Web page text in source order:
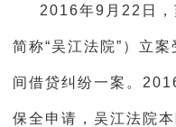
2016年9月22日，
简称“吴江法院”）立
间借贷纠纷一案。
保全申请，吴江法院